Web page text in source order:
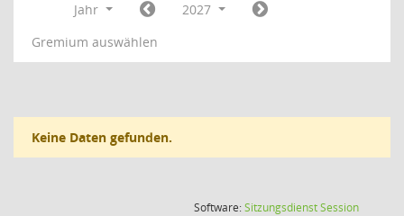
Jahr
2027
Gremium auswählen
Keine Daten gefunden.
Software:SitzungsdienstSession(Wird in